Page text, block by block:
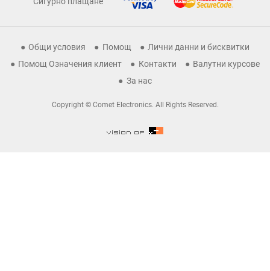
Общи условия Помощ
Лични данни и бисквитки
Помощ Означения клиент
Контакти
Валутни курсове
За нас
Copyright © Comet Electronics. All Rights Reserved.